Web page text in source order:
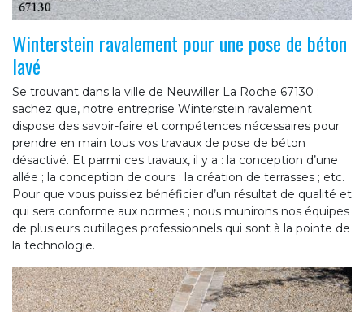
Winterstein ravalement pour une pose de béton
lavé
Se trouvant dans la ville de Neuwiller La Roche 67130 ;
sachez que, notre entreprise Winterstein ravalement
dispose des savoir-faire et compétences nécessaires pour
prendre en main tous vos travaux de pose de béton
désactivé. Et parmi ces travaux, il y a : la conception d’une
allée ; la conception de cours ; la création de terrasses ; etc.
Pour que vous puissiez bénéficier d’un résultat de qualité et
qui sera conforme aux normes ; nous munirons nos équipes
de plusieurs outillages professionnels qui sont à la pointe de
la technologie.